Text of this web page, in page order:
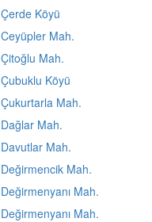
Çerde Köyü
Ceyüpler Mah.
Çitoğlu Mah.
Çubuklu Köyü
Çukurtarla Mah.
Dağlar Mah.
Davutlar Mah.
Değirmencik Mah.
Değirmenyanı Mah.
Değirmenyanı Mah.